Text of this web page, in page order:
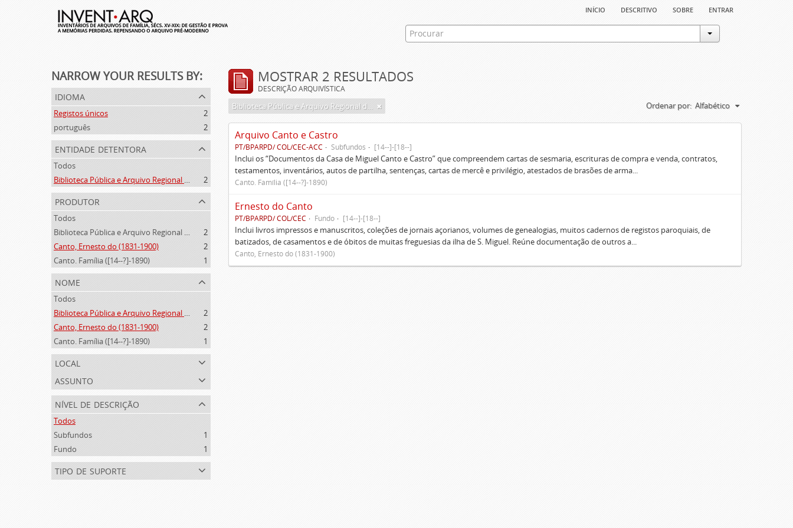
início descritivo sobre entrar
NARROW YOUR RESULTS BY:
idioma
Registos únicos
2
português
2
entidade detentora
Todos
Biblioteca Pública e Arquivo Regional de Ponta Delgada
2
produtor
Todos
Biblioteca Pública e Arquivo Regional de Ponta Delgada (1841- )
2
Canto, Ernesto do (1831-1900)
2
Canto. Família ([14--?]-1890)
1
nome
Todos
Biblioteca Pública e Arquivo Regional de Ponta Delgada (1841- )
2
Canto, Ernesto do (1831-1900)
2
Canto. Família ([14--?]-1890)
1
local
assunto
nível de descrição
Todos
Subfundos
1
Fundo
1
tipo de suporte
MOSTRAR 2 RESULTADOS
DESCRIÇÃO ARQUIVÍSTICA
Biblioteca Pública e Arquivo Regional de Ponta Delgada Ordenar por: Alfabético
Arquivo Canto e Castro
PT/BPARPD/ COL/CEC-ACC Subfundos [14--]-[18--]
Inclui os “Documentos da Casa de Miguel Canto e Castro” que compreendem cartas de sesmaria, escrituras de compra e venda, contratos,
testamentos, inventários, autos de partilha, sentenças, cartas de mercê e privilégio, atestados de brasões de arma...
Canto. Família ([14--?]-1890)
Ernesto do Canto
PT/BPARPD/ COL/CEC Fundo [14--]-[18--]
Inclui livros impressos e manuscritos, coleções de jornais açorianos, volumes de genealogias, muitos cadernos de registos paroquiais, de
batizados, de casamentos e de óbitos de muitas freguesias da ilha de S. Miguel. Reúne documentação de outros a...
Canto, Ernesto do (1831-1900)